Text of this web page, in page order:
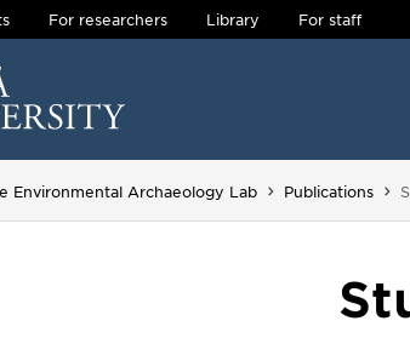
For researchers Library For staff
Environmental Archaeology Lab Publications